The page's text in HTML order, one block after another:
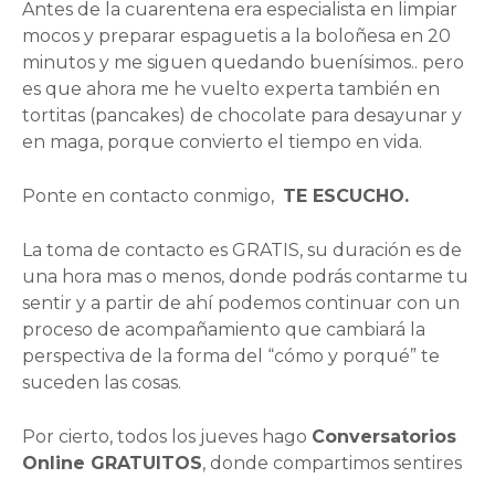
Antes de la cuarentena era especialista en limpiar
mocos y preparar espaguetis a la boloñesa en 20
minutos y me siguen quedando buenísimos.. pero
es que ahora me he vuelto experta también en
tortitas (pancakes) de chocolate para desayunar y
en maga, porque convierto el tiempo en vida.
Ponte en contacto conmigo, TE ESCUCHO.
La toma de contacto es GRATIS, su duración es de
una hora mas o menos, donde podrás contarme tu
sentir y a partir de ahí podemos continuar con un
proceso de acompañamiento que cambiará la
perspectiva de la forma del “cómo y porqué” te
suceden las cosas.
Por cierto, todos los jueves hago Conversatorios
Online GRATUITOS, donde compartimos sentires